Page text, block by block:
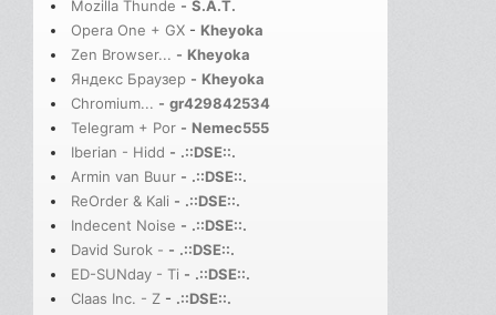
Mozilla Thunde - S.A.T.
Opera One + GX - Kheyoka
Zen Browser... - Kheyoka
Яндекс Браузер - Kheyoka
Chromium... - gr429842534
Telegram + Por - Nemec555
Iberian - Hidd - .::DSE::.
Armin van Buur - .::DSE::.
ReOrder & Kali - .::DSE::.
Indecent Noise - .::DSE::.
David Surok - - .::DSE::.
ED-SUNday - Ti - .::DSE::.
Claas Inc. - Z - .::DSE::.